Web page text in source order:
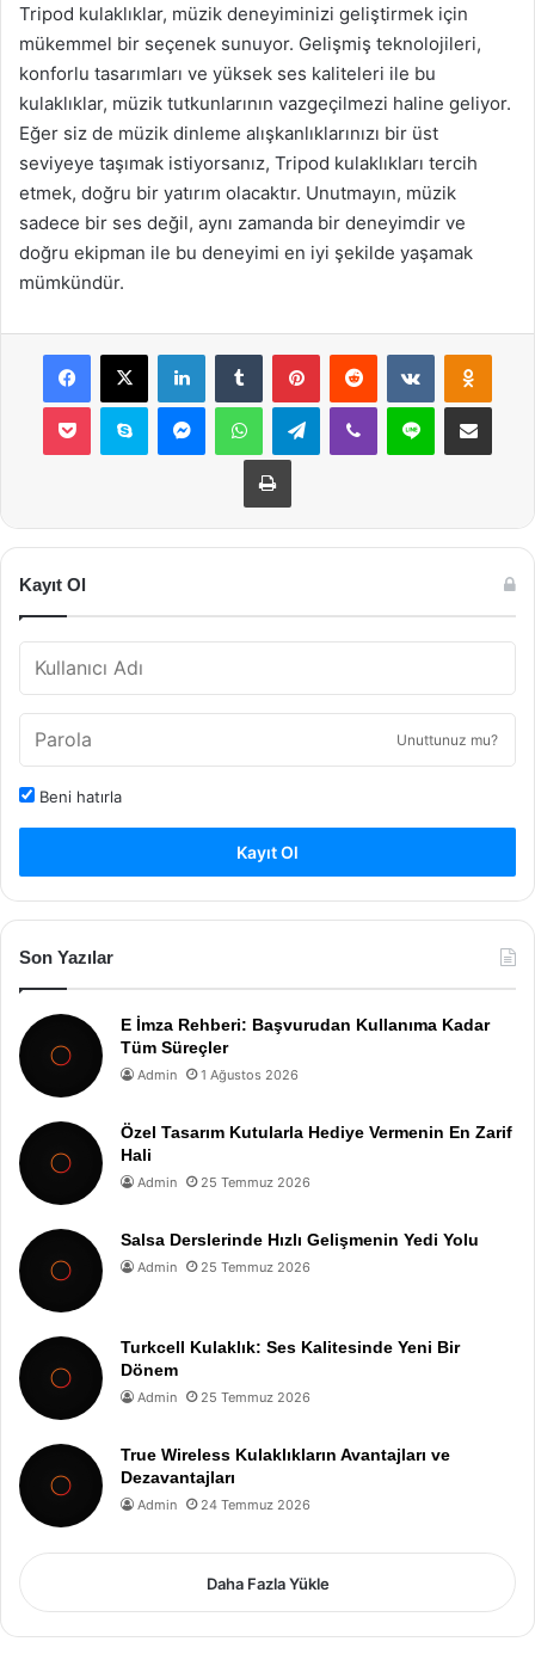
Tripod kulaklıklar, müzik deneyiminizi geliştirmek için
mükemmel bir seçenek sunuyor. Gelişmiş teknolojileri,
konforlu tasarımları ve yüksek ses kaliteleri ile bu
kulaklıklar, müzik tutkunlarının vazgeçilmezi haline geliyor.
Eğer siz de müzik dinleme alışkanlıklarınızı bir üst
seviyeye taşımak istiyorsanız, Tripod kulaklıkları tercih
etmek, doğru bir yatırım olacaktır. Unutmayın, müzik
sadece bir ses değil, aynı zamanda bir deneyimdir ve
doğru ekipman ile bu deneyimi en iyi şekilde yaşamak
mümkündür.
Facebook
X LinkedInTumblr PinterestReddit VKontakte
Pocket Skype MessengerWhatsAppTelegramViber Line E-Posta ile
Yazdır
Kayıt Ol
Unuttunuz mu?
Beni hatırla
Kayıt Ol
Son Yazılar
E İmza Rehberi: Başvurudan Kullanıma Kadar
Tüm Süreçler
Admin 1 Ağustos 2026
Özel Tasarım Kutularla Hediye Vermenin En Zarif
Hali
Admin 25 Temmuz 2026
Salsa Derslerinde Hızlı Gelişmenin Yedi Yolu
Admin 25 Temmuz 2026
Turkcell Kulaklık: Ses Kalitesinde Yeni Bir
Dönem
Admin 25 Temmuz 2026
True Wireless Kulaklıkların Avantajları ve
Dezavantajları
Admin 24 Temmuz 2026
Daha Fazla Yükle